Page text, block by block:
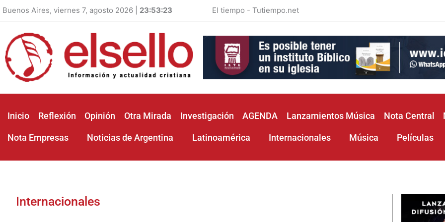
Buenos Aires, viernes 7, agosto 2026 | 23:53:24 El tiempo - Tutiempo.net
Inicio Reflexión Opinión Otra Mirada Investigación AGENDA Lanzamientos Música Nota Central
Nota Empresas Noticias de Argentina Latinoamérica Internacionales Música Películas
Internacionales